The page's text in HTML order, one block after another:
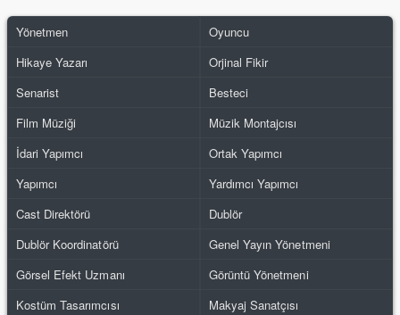
Yönetmen
Oyuncu
Hikaye Yazarı
Orjinal Fikir
Senarist
Besteci
Film Müziği
Müzik Montajcısı
İdari Yapımcı
Ortak Yapımcı
Yapımcı
Yardımcı Yapımcı
Cast Direktörü
Dublör
Dublör Koordinatörü
Genel Yayın Yönetmeni
Görsel Efekt Uzmanı
Görüntü Yönetmeni
Kostüm Tasarımcısı
Makyaj Sanatçısı